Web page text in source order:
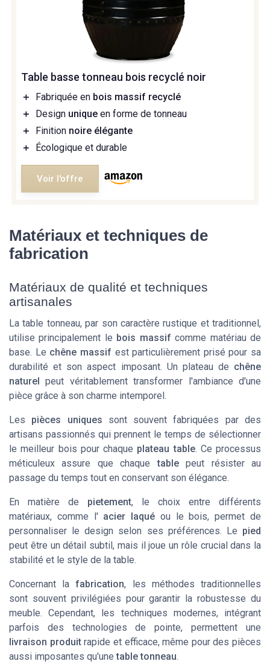
Table basse tonneau bois recyclé noir
＋ Fabriquée en bois massif recyclé
＋
Design unique en forme de tonneau
＋
Finition noire élégante
＋
Écologique et durable
Voir l'offre
Matériaux et techniques de
fabrication
Matériaux de qualité et techniques
artisanales
La table tonneau, par son caractère rustique et traditionnel,
utilise principalement le bois massif comme matériau de
base. Le chêne massif est particulièrement prisé pour sa
durabilité et son aspect imposant. Un plateau de chêne
naturel peut véritablement transformer l'ambiance d'une
pièce grâce à son charme intemporel.
Les pièces uniques sont souvent fabriquées par des
artisans passionnés qui prennent le temps de sélectionner
le meilleur bois pour chaque plateau table. Ce processus
méticuleux assure que chaquetablepeut résister au
passage du temps tout en conservant son élégance.
En matière de pietement, le choix entre différents
matériaux, comme l' acier laqué ou le bois, permet de
personnaliser le design selon ses préférences. Le pied
peut être un détail subtil, mais il joue un rôle crucial dans la
stabilité et le style de la table.
Concernant lafabrication, les méthodes traditionnelles
sont souvent privilégiées pour garantir la robustesse du
meuble. Cependant, les techniques modernes, intégrant
parfois des technologies de pointe, permettent une
livraison produitrapide et efficace, même pour des pièces
aussi imposantes qu'unetable tonneau.